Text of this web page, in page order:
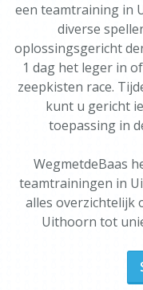
een teamtraining in
diverse
oplossingsgericht
1 dag het leger in
zeepkisten race.
kunt u gericht
toepassing in
WegmetdeBaas
teamtrainingen in
alles overzichtelijk
Uithoorn tot